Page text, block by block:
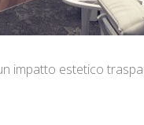
impatto estetico